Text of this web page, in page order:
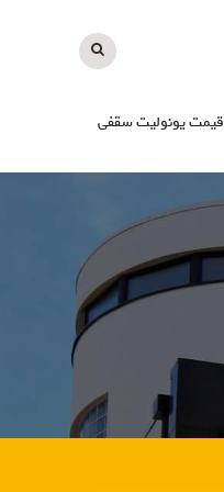
قیمت یونولیت سقفی